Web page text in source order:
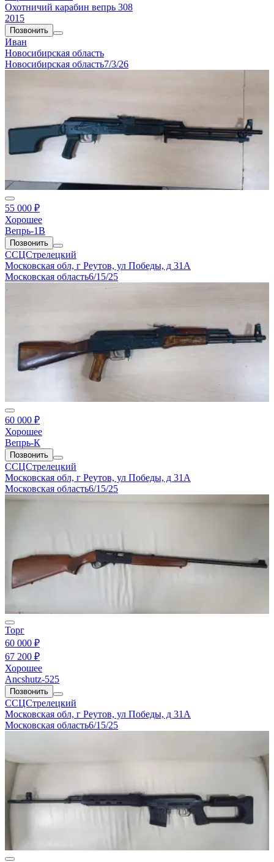
Охотничий карабин вепрь 308
2015
Позвонить
Иван
Новосибирская область
Новосибирская область7/3/26
55 000 ₽
Хорошее
Вепрь-1В
Позвонить
ССЦСтрелецкий
Московская обл, г Реутов, ул Победы, д 31А
Московская область6/15/25
60 000 ₽
Хорошее
Вепрь-К
Позвонить
ССЦСтрелецкий
Московская обл, г Реутов, ул Победы, д 31А
Московская область6/15/25
Торг
60 000 ₽
67 200 ₽
Хорошее
Ancshutz-525
Позвонить
ССЦСтрелецкий
Московская обл, г Реутов, ул Победы, д 31А
Московская область6/15/25